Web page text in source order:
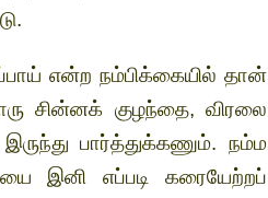
என்ற நம்பிக்கையில் தான்
சின்னக் குழந்தை, விரலை
பார்த்துக்கணும். நம்ம
இனி எப்படி கரையேற்றப்